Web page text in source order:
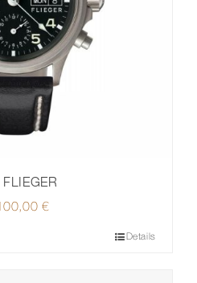
€
Details